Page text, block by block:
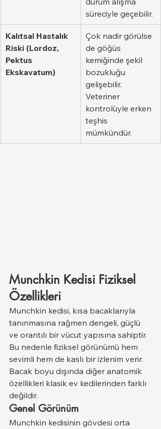
süreciyle geçebilir.
Kalıtsal Hastalık
Riski (Lordoz,
Pektus
Ekskavatum)
Çok nadir görülse
de göğüs
kemiğinde şekil
bozukluğu
gelişebilir.
Veteriner
kontrolüyle erken
teşhis
mümkündür.
Munchkin Kedisi Fiziksel
Özellikleri
Munchkin kedisi, kısa bacaklarıyla
tanınmasına rağmen dengeli, güçlü
ve orantılı bir vücut yapısına sahiptir.
Bu nedenle fiziksel görünümü hem
sevimli hem de kaslı bir izlenim verir.
Bacak boyu dışında diğer anatomik
özellikleri klasik ev kedilerinden farklı
değildir.
Genel Görünüm
Munchkin kedisinin gövdesi orta